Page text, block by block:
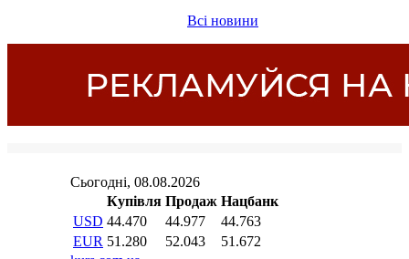
Всі новини